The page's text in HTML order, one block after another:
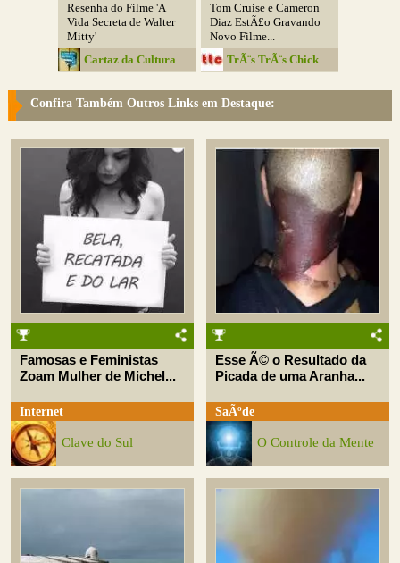
Resenha do Filme 'A
Vida Secreta de Walter
Mitty'
Cartaz da Cultura
Tom Cruise e Cameron
Diaz EstÃ£o Gravando
Novo Filme...
TrÃ¨s TrÃ¨s Chick
Confira Também Outros Links em Destaque:
Famosas e Feministas
Zoam Mulher de Michel...
Internet
Clave do Sul
Esse Ã© o Resultado da
Picada de uma Aranha...
SaÃºde
O Controle da Mente